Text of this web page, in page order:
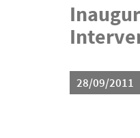
28/09/2011